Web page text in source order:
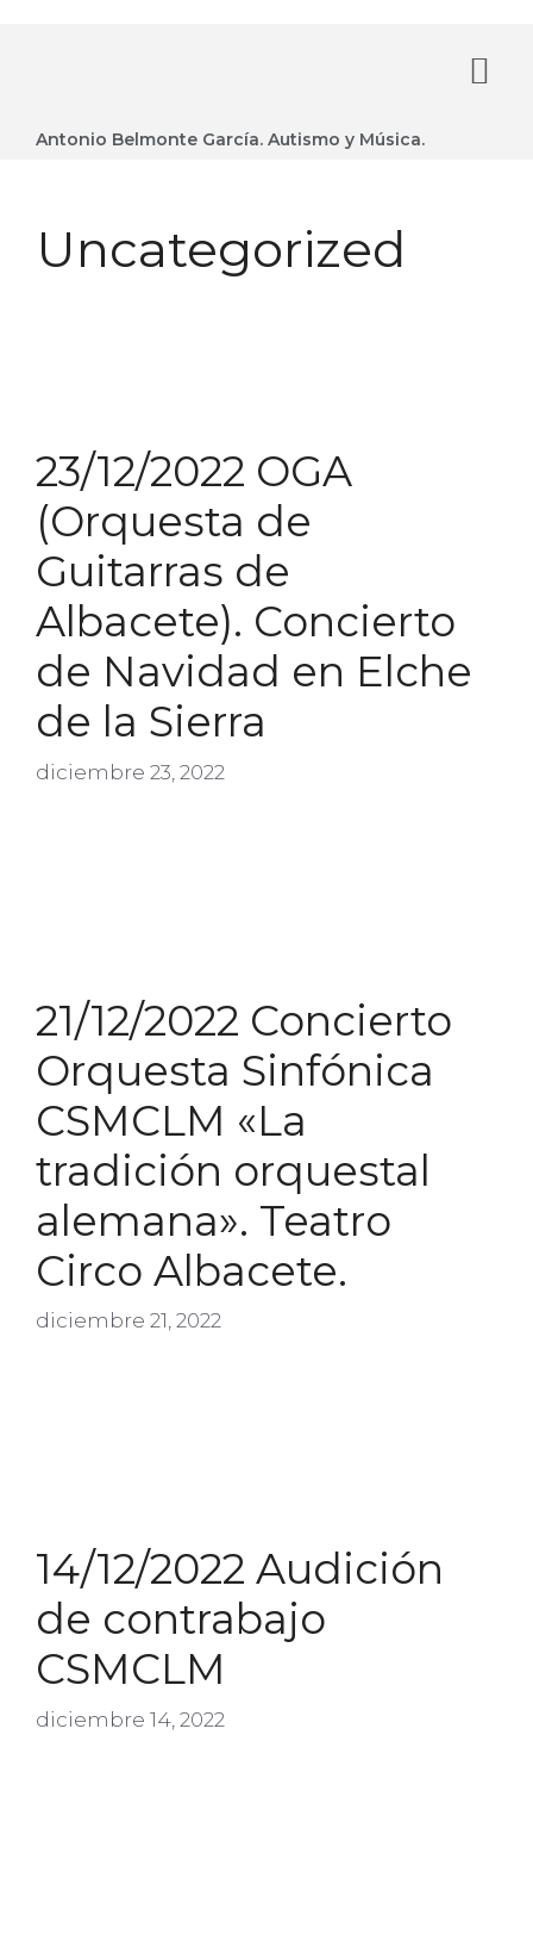
Antonio Belmonte García. Autismo y Música.
Uncategorized
23/12/2022 OGA
(Orquesta de
Guitarras de
Albacete). Concierto
de Navidad en Elche
de la Sierra
diciembre 23, 2022
21/12/2022 Concierto
Orquesta Sinfónica
CSMCLM «La
tradición orquestal
alemana». Teatro
Circo Albacete.
diciembre 21, 2022
14/12/2022 Audición
de contrabajo
CSMCLM
diciembre 14, 2022